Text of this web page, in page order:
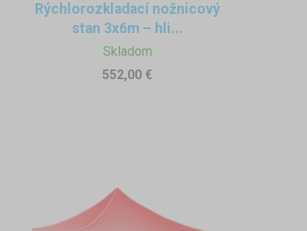
Rýchlorozkladací nožnicový
stan 3x6m – hli...
Skladom
552,00 €